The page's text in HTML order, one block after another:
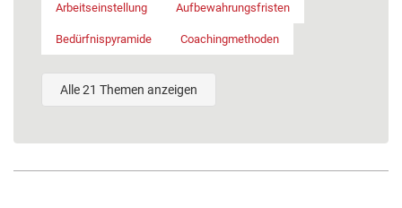
Arbeitseinstellung Aufbewahrungsfristen
Bedürfnispyramide Coachingmethoden
Alle 21 Themen anzeigen